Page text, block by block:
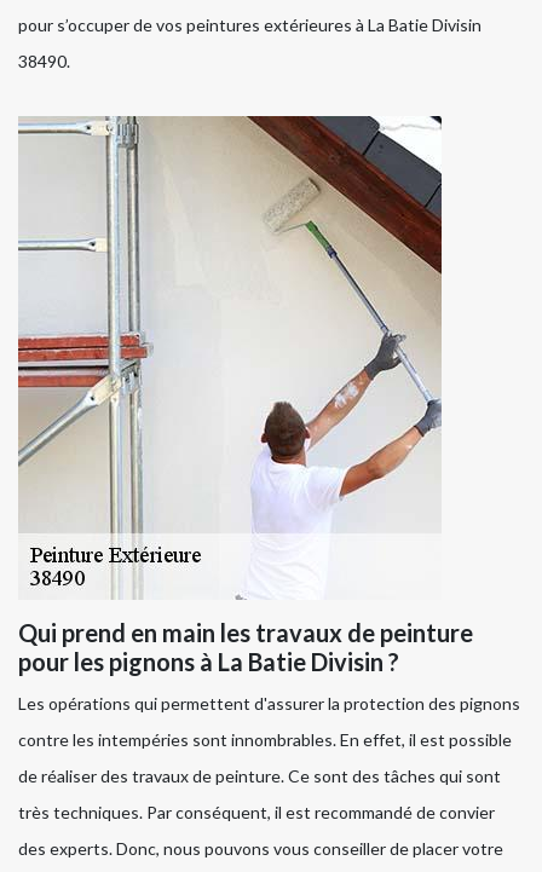
pour s’occuper de vos peintures extérieures à La Batie Divisin
38490.
Qui prend en main les travaux de peinture
pour les pignons à La Batie Divisin ?
Les opérations qui permettent d'assurer la protection des pignons
contre les intempéries sont innombrables. En effet, il est possible
de réaliser des travaux de peinture. Ce sont des tâches qui sont
très techniques. Par conséquent, il est recommandé de convier
des experts. Donc, nous pouvons vous conseiller de placer votre